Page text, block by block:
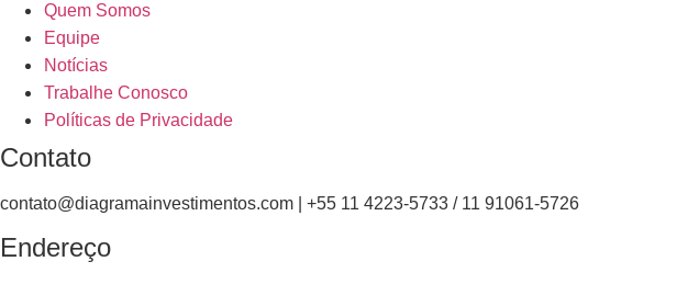
Quem Somos
Equipe
Notícias
Trabalhe Conosco
Políticas de Privacidade
Contato
contato@diagramainvestimentos.com | +55 11 4223-5733 / 11 91061-5726
Endereço